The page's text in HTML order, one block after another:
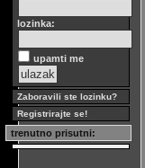
lozinka:
upamti me
Zaboravili ste lozinku?
Registrirajte se!
trenutno prisutni: